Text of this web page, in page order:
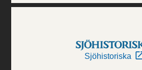
Sjöhistoriska